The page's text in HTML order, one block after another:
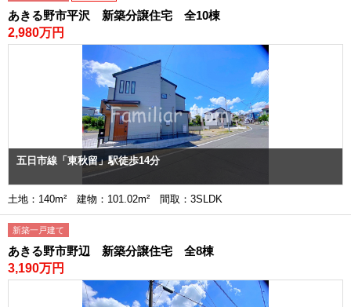
あきる野市平沢 新築分譲住宅 全10棟
2,980万円
五日市線「東秋留」駅徒歩14分
土地：140m² 建物：101.02m² 間取：3SLDK
新築一戸建て
あきる野市野辺 新築分譲住宅 全8棟
3,190万円